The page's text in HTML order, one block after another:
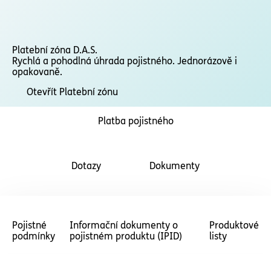
Platební zóna D.A.S.
Rychlá a pohodlná úhrada pojistného. Jednorázově i
opakovaně.
Otevřít Platební zónu
Dotazy Dokumenty
Platba pojistného
Pojistné
podmínky
Informační dokumenty o
pojistném produktu (IPID)
Produktové
listy